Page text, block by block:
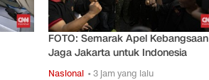
FOTO: Semarak Apel Kebangsaan
Jaga Jakarta untuk Indonesia
Nasional • 3 jam yang lalu